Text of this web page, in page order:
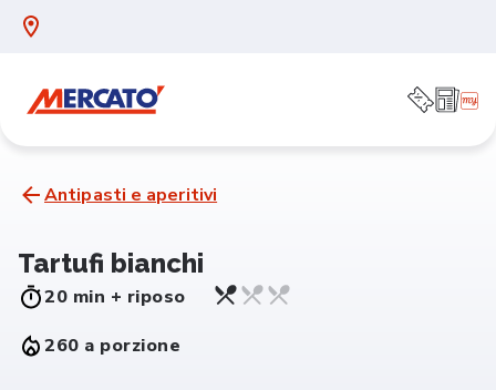
Antipasti e aperitivi
Tartufi bianchi
20 min + riposo
260 a porzione